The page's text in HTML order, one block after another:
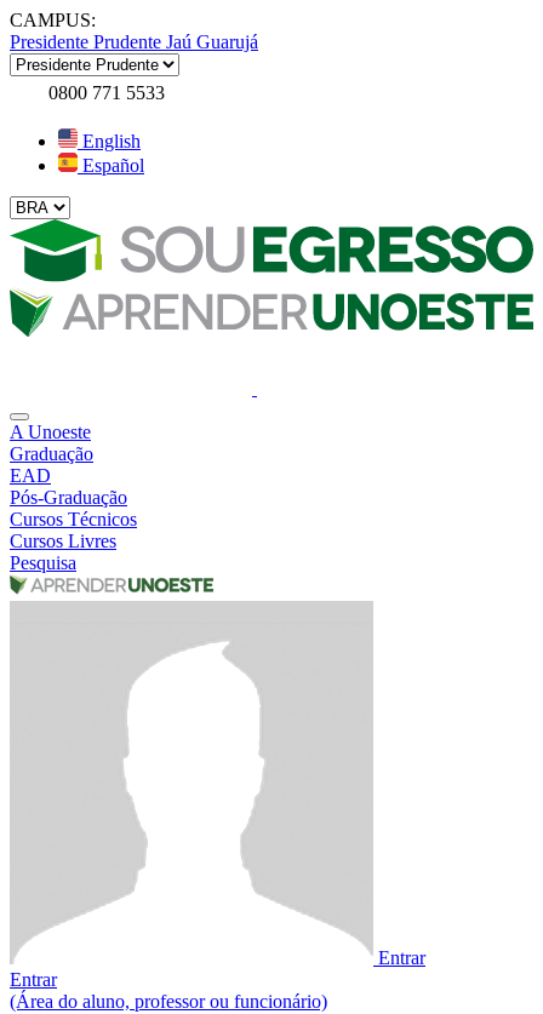
CAMPUS:
Presidente Prudente Jaú Guarujá
0800 771 5533
English
Español
A Unoeste
Graduação
EAD
Pós-Graduação
Cursos Técnicos
Cursos Livres
Pesquisa
Entrar
Entrar
(Área do aluno, professor ou funcionário)